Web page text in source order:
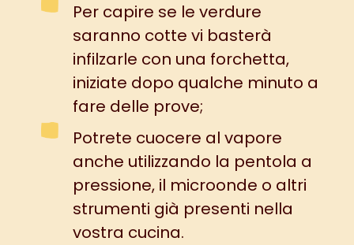
Per capire se le verdure
saranno cotte vi basterà
infilzarle con una forchetta,
iniziate dopo qualche minuto a
fare delle prove;
Potrete cuocere al vapore
anche utilizzando la pentola a
pressione, il microonde o altri
strumenti già presenti nella
vostra cucina.